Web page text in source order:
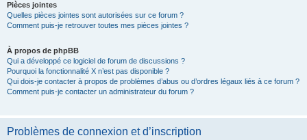
Pièces jointes
Quelles pièces jointes sont autorisées sur ce forum ?
Comment puis-je retrouver toutes mes pièces jointes ?
À propos de phpBB
Qui a développé ce logiciel de forum de discussions ?
Pourquoi la fonctionnalité X n’est pas disponible ?
Qui dois-je contacter à propos de problèmes d’abus ou d’ordres légaux liés à ce forum ?
Comment puis-je contacter un administrateur du forum ?
Problèmes de connexion et d’inscription